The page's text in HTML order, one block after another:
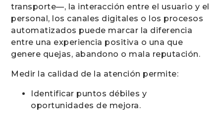
transporte—, la interacción entre el usuario y el
personal, los canales digitales o los procesos
automatizados puede marcar la diferencia
entre una experiencia positiva o una que
genere quejas, abandono o mala reputación.
Medir la calidad de la atención permite:
Identificar puntos débiles y
oportunidades de mejora.